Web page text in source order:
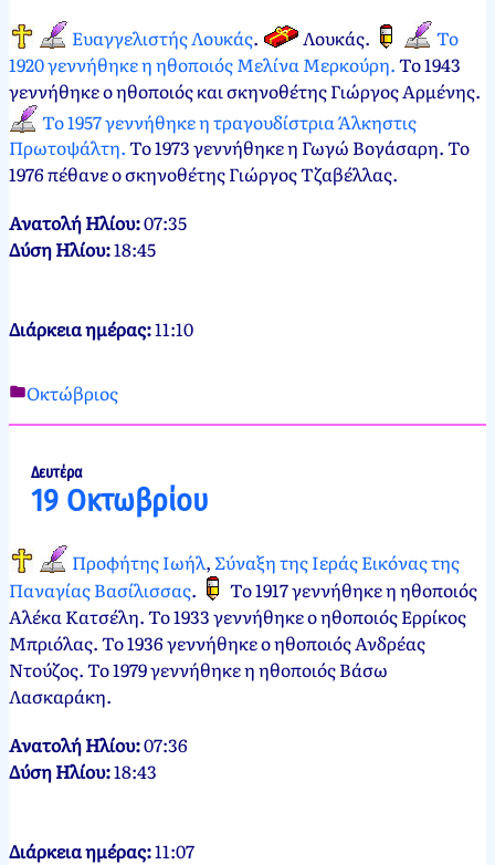
Ευαγγελιστής Λουκάς. Λουκάς.
Το
1920 γεννήθηκε η ηθοποιός Μελίνα Μερκούρη.Το 1943
γεννήθηκε ο ηθοποιός και σκηνοθέτης Γιώργος Αρμένης.
Το 1957 γεννήθηκε η τραγουδίστρια Άλκηστις
Πρωτοψάλτη.Το 1973 γεννήθηκε η Γωγώ Βογάσαρη. Το
1976 πέθανε ο σκηνοθέτης Γιώργος Τζαβέλλας.
Ανατολή Ηλίου:07:35
Δύση Ηλίου:18:45
Διάρκεια ημέρας:11:10
Νεκτάριος
18
201218
Οκτωβρίου,
Οκτώβριος
Δευτέρα
19 Οκτωβρίου
Προφήτης Ιωήλ, Σύναξη της Ιεράς Εικόνας της
Παναγίας Βασίλισσας.
Το 1917 γεννήθηκε η ηθοποιός
Αλέκα Κατσέλη. Το 1933 γεννήθηκε ο ηθοποιός Ερρίκος
Μπριόλας. Το 1936 γεννήθηκε ο ηθοποιός Ανδρέας
Ντούζος. Το 1979 γεννήθηκε η ηθοποιός Βάσω
Λασκαράκη.
Ανατολή Ηλίου:07:36
Δύση Ηλίου:18:43
Διάρκεια ημέρας:11:07